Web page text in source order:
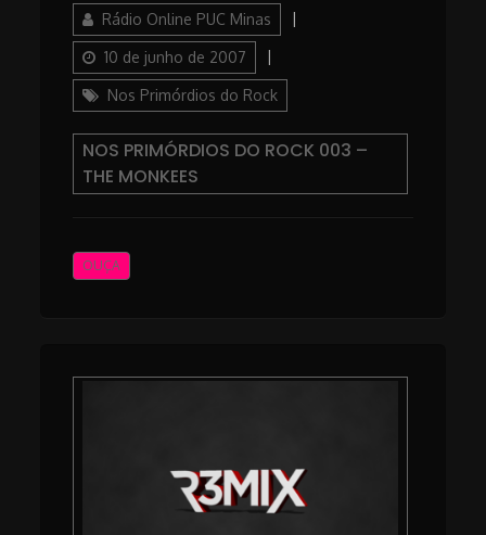
AuthorRádio Online PUC Minas
10 de junho de 2007
Nos Primórdios do Rock
NOS PRIMÓRDIOS DO ROCK 003 –
THE MONKEES
OUÇA